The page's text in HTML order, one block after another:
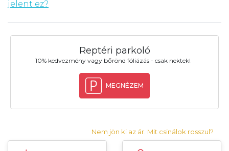
jelent ez?
Reptéri parkoló
10% kedvezmény vagy bőrönd fóliázás - csak nektek!
MEGNÉZEM
Nem jön ki az ár. Mit csinálok rosszul?